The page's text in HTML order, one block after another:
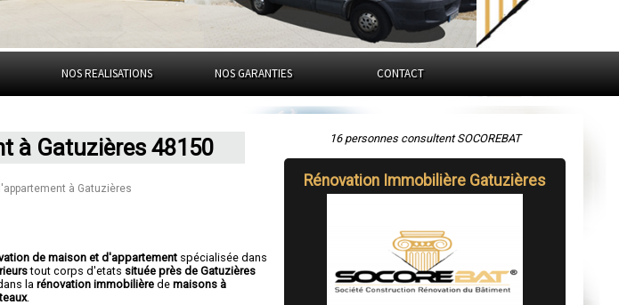
NOS REALISATIONS NOS GARANTIES CONTACT
à Gatuzières 48150
à Gatuzières
de maison et d'appartement spécialisée dans
tout corps d'etats située près de Gatuzières
larénovation immobilière demaisons à
.
16 personnes consultent SOCOREBAT
Rénovation Immobilière Gatuzières